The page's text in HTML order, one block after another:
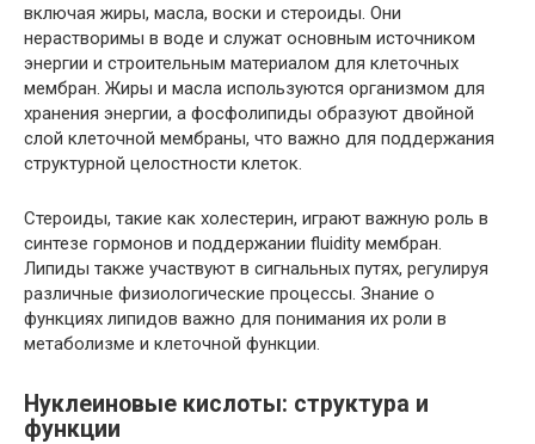
включая жиры, масла, воски и стероиды. Они
нерастворимы в воде и служат основным источником
энергии и строительным материалом для клеточных
мембран. Жиры и масла используются организмом для
хранения энергии, а фосфолипиды образуют двойной
слой клеточной мембраны, что важно для поддержания
структурной целостности клеток.
Стероиды, такие как холестерин, играют важную роль в
синтезе гормонов и поддержании fluidity мембран.
Липиды также участвуют в сигнальных путях, регулируя
различные физиологические процессы. Знание о
функциях липидов важно для понимания их роли в
метаболизме и клеточной функции.
Нуклеиновые кислоты: структура и
функции